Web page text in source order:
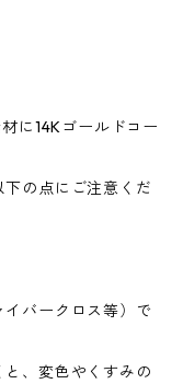
に14Kゴールドコー
の点にご注意くだ
イバークロス等）で
と、変色やくすみの